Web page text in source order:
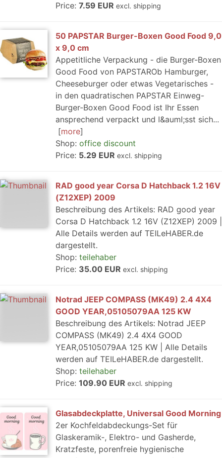
Price: 7.59 EUR excl. shipping
50 PAPSTAR Burger-Boxen Good Food 9,0
x 9,0 cm
Appetitliche Verpackung - die Burger-Boxen
Good Food von PAPSTAROb Hamburger,
Cheeseburger oder etwas Vegetarisches -
in den quadratischen PAPSTAR Einweg-
Burger-Boxen Good Food ist Ihr Essen
ansprechend verpackt und l&auml;sst sich...
more
Shop: office discount
Price: 5.29 EUR excl. shipping
RAD good year Corsa D Hatchback 1.2 16V
(Z12XEP) 2009
Beschreibung des Artikels: RAD good year
Corsa D Hatchback 1.2 16V (Z12XEP) 2009 |
Alle Details werden auf TEILeHABER.de
dargestellt.
Shop: teilehaber
Price: 35.00 EUR excl. shipping
Notrad JEEP COMPASS (MK49) 2.4 4X4
GOOD YEAR,05105079AA 125 KW
Beschreibung des Artikels: Notrad JEEP
COMPASS (MK49) 2.4 4X4 GOOD
YEAR,05105079AA 125 KW | Alle Details
werden auf TEILeHABER.de dargestellt.
Shop: teilehaber
Price: 109.90 EUR excl. shipping
Glasabdeckplatte, Universal Good Morning
2er Kochfeldabdeckungs-Set für
Glaskeramik-, Elektro- und Gasherde,
Kratzfeste, porenfreie hygienische